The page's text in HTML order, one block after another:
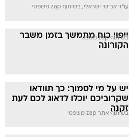
עו"ד אבישי ישראלי, בשיתוף zap משפטי
ייפוי כוח מתמשך בזמן משבר
הקורונה
בשיתוף zap משפטי
יש על מי לסמוך: כך תוודאו
שקרוביכם יוכלו לדאוג לכם לעת
זקנה
בשיתוף אתר zap משפטי